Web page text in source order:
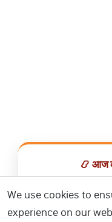
📿 आज
📅
We use cookies to
experience on our